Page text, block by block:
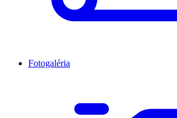
Fotogaléria